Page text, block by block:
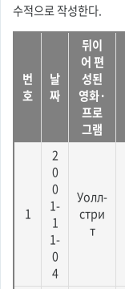
수적으로 작성한다.
번
호
날
짜
뒤이
어 편
성된
영화·
프로
그램
1
2
0
0
1-
1
1-
0
4
Уолл-
стри
т